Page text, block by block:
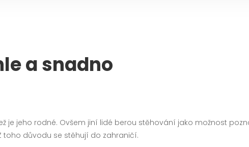
a snadno
je jeho rodné. Ovšem jiní lidé berou stěhování jako možnost
toho důvodu se stěhují do zahraničí.